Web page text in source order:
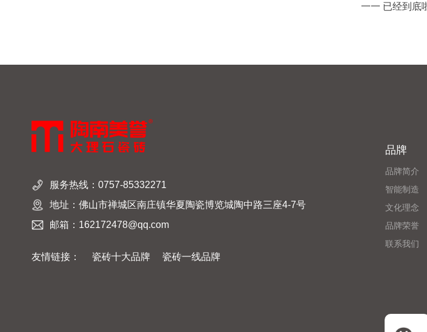
一一 已经到底
服务热线：0757-85332271
地址：佛山市禅城区南庄镇华夏陶瓷博览城陶中路三座4-7号
邮箱：162172478@qq.com
友情链接： 瓷砖十大品牌 瓷砖一线品牌
品牌
品牌简介
智能制造
文化理念
品牌荣誉
联系我们